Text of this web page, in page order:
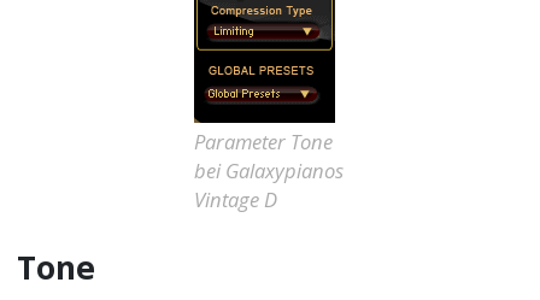
Parameter Tone
bei Galaxypianos
Vintage D
Tone